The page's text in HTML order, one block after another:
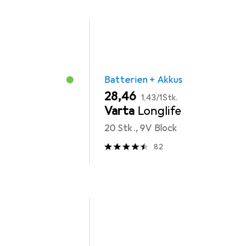
Batterien + Akkus
EUR
28,46 EUR
1,43/1Stk.
Varta Longlife
20 Stk., 9V Block
82